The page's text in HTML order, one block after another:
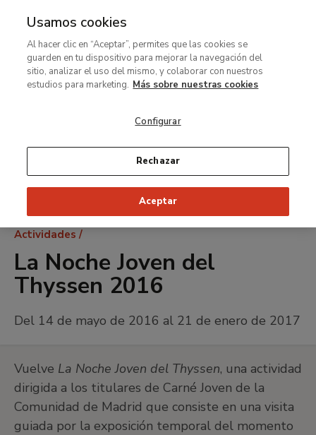
MENÚ
contenido
principal
Ruta
de
navegación
Actividades
La Noche Joven del
Thyssen 2016
Del 14 de mayo de 2016 al 21 de enero de 2017
Vuelve La Noche Joven del Thyssen, una actividad
dirigida a los titulares de Carné Joven de la
Comunidad de Madrid que consiste en una visita
guiada por la exposición temporal del momento
Usamos cookies
Al hacer clic en “Aceptar”, permites que las cookies se
guarden en tu dispositivo para mejorar la navegación del
sitio, analizar el uso del mismo, y colaborar con nuestros
estudios para marketing. Más sobre nuestras cookies
Configurar
Rechazar
Aceptar